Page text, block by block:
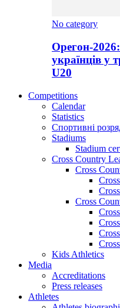
No category
Орегон-
українців у
U20
Competitions
Calendar
Statistics
Спортивні
Stadiums
Stadium
Cross Country
Cross
Cross
Kids Athletics
Media
Accreditations
Press releases
Athletes